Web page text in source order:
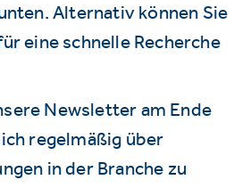
Alternativ können Sie
eine schnelle Recherche
Newsletter am Ende
regelmäßig über
in der Branche zu